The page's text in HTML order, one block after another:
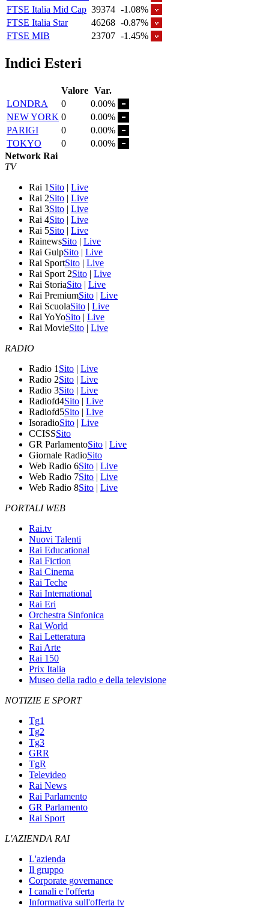
FTSE Italia Mid Cap 39374 -1.08%
FTSE Italia Star
46268 -0.87%
FTSE MIB
23707 -1.45%
Indici Esteri
Valore Var.
LONDRA
0
0.00%
NEW YORK 0
0.00%
PARIGI
0
0.00%
TOKYO
0
0.00%
Network Rai
TV
Rai 1 Sito | Live
Rai 2Sito | Live
Rai 3Sito | Live
Rai 4Sito | Live
Rai 5Sito | Live
RainewsSito | Live
Rai GulpSito | Live
Rai SportSito | Live
Rai Sport 2Sito | Live
Rai StoriaSito | Live
Rai PremiumSito | Live
Rai ScuolaSito | Live
Rai YoYoSito | Live
Rai MovieSito | Live
RADIO
Radio 1 Sito | Live
Radio 2Sito | Live
Radio 3Sito | Live
Radiofd4Sito | Live
Radiofd5Sito | Live
IsoradioSito | Live
CCISSSito
GR ParlamentoSito | Live
Giornale RadioSito
Web Radio 6Sito | Live
Web Radio 7Sito | Live
Web Radio 8Sito | Live
PORTALI WEB
Rai.tv
Nuovi Talenti
Rai Educational
Rai Fiction
Rai Cinema
Rai Teche
Rai International
Rai Eri
Orchestra Sinfonica
Rai World
Rai Letteratura
Rai Arte
Rai 150
Prix Italia
Museo della radio e della televisione
NOTIZIE E SPORT
Tg1
Tg2
Tg3
GRR
TgR
Televideo
Rai News
Rai Parlamento
GR Parlamento
Rai Sport
L'AZIENDA RAI
L'azienda
Il gruppo
Corporate governance
I canali e l'offerta
Informativa sull'offerta tv